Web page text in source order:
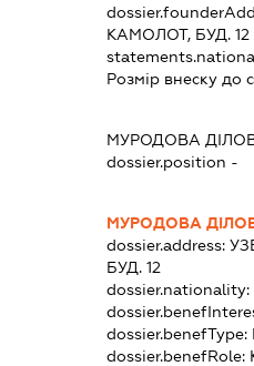
КАМОЛОТ, БУД. 12
Розмір внеску до
МУРОДОВА
dossier.position -
МУРОДОВА
dossier.address:
БУД. 12
dossier.nationality:
dossier.benefType:
dossier.benefRole: